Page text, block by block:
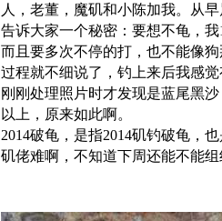
人，老董，魔矶和小陈加我。从
告诉大家一个秘密：要想不龟，
而且要多次不停的打，也不能像
过程就不细说了，钓上来后我感觉
刚刚处理照片时才发现是蓝尾黑
以上，原来如此啊。
2014破龟，是指2014矶钓破龟，
矶佬难啊，不知道下周还能不能